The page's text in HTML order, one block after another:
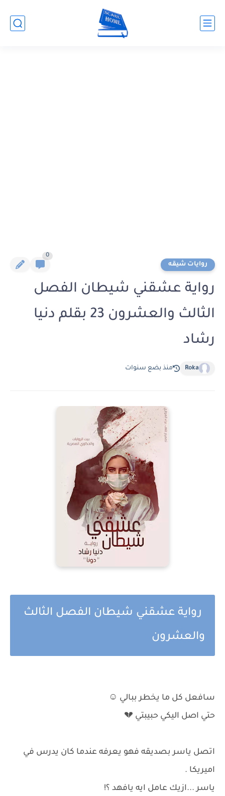
روايات شيقه
0
رواية عشقني شيطان الفصل
الثالث والعشرون 23 بقلم دنيا
رشاد
Roka منذ بضع سنوات
رواية عشقني شيطان الفصل الثالث
والعشرون
سافعل كل ما يخطر ببالي ⁦☺️⁩
حتي اصل اليكي حبيبتي ⁦💔
اتصل ياسر بصديقه فهو يعرفه عندما كان يدرس في
اميريكا .
ياسر ...ازيك عامل ايه يافهد ؟!